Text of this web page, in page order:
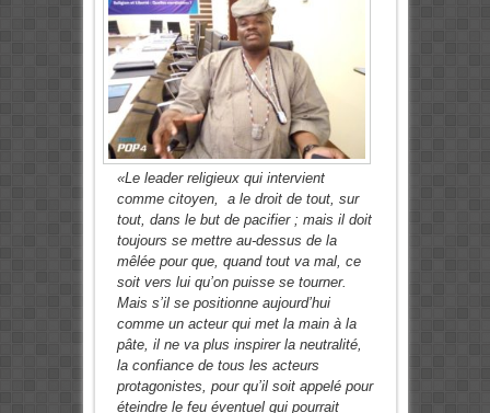
«Le leader religieux qui intervient
comme citoyen, a le droit de tout, sur
tout, dans le but de pacifier ; mais il doit
toujours se mettre au-dessus de la
mêlée pour que, quand tout va mal, ce
soit vers lui qu’on puisse se tourner.
Mais s’il se positionne aujourd’hui
comme un acteur qui met la main à la
pâte, il ne va plus inspirer la neutralité,
la confiance de tous les acteurs
protagonistes, pour qu’il soit appelé pour
éteindre le feu éventuel qui pourrait